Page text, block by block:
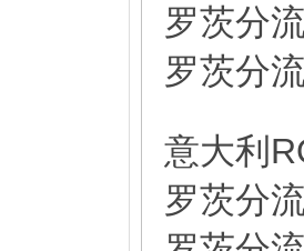
罗茨分
罗茨分
意大利
罗茨分